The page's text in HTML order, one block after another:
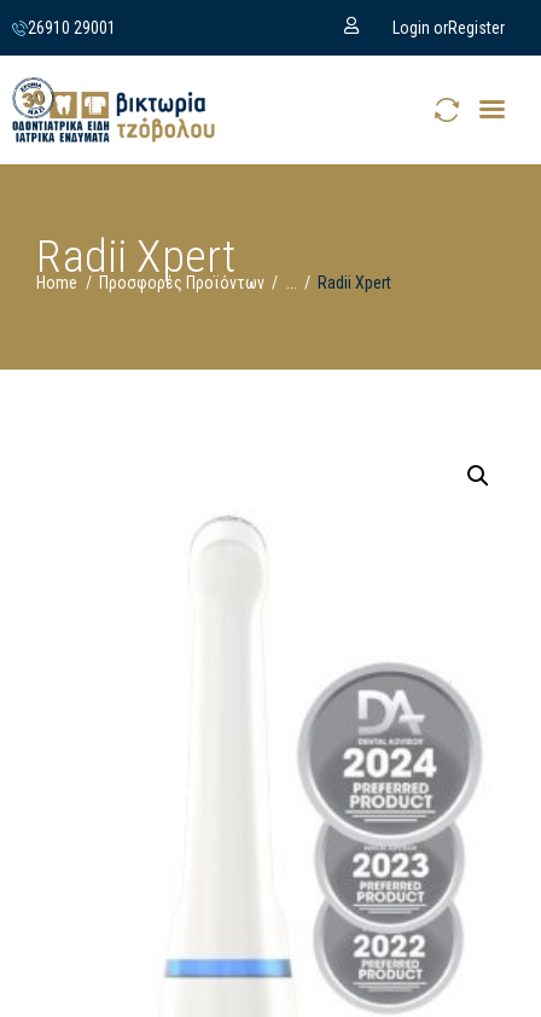
26910 29001 Login orRegister
Radii Xpert
Home Προσφορές Προϊόντων Radii Xpert